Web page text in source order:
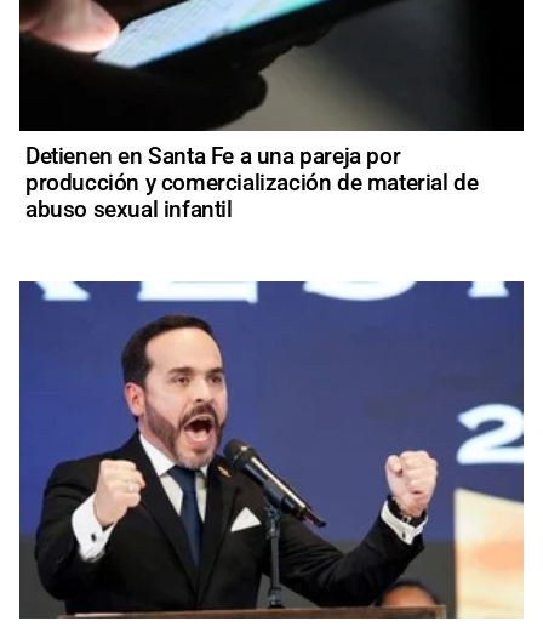
Detienen en Santa Fe a una pareja por
producción y comercialización de material de
abuso sexual infantil